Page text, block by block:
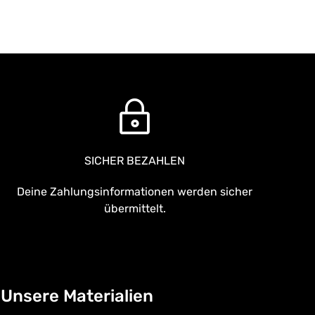
SICHER BEZAHLEN
Deine Zahlungsinformationen werden sicher
übermittelt.
Unsere Materialien